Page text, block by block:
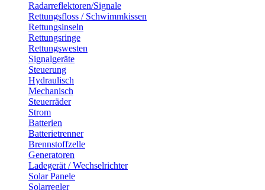
Radarreflektoren/Signale
Rettungsfloss / Schwimmkissen
Rettungsinseln
Rettungsringe
Rettungswesten
Signalgeräte
Steuerung
Hydraulisch
Mechanisch
Steuerräder
Strom
Batterien
Batterietrenner
Brennstoffzelle
Generatoren
Ladegerät / Wechselrichter
Solar Panele
Solarregler